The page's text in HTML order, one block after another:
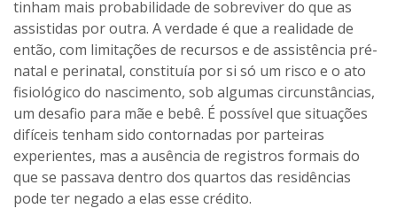
tinham mais probabilidade de sobreviver do que as
assistidas por outra. A verdade é que a realidade de
então, com limitações de recursos e de assistência pré-
natal e perinatal, constituía por si só um risco e o ato
fisiológico do nascimento, sob algumas circunstâncias,
um desafio para mãe e bebê. É possível que situações
difíceis tenham sido contornadas por parteiras
experientes, mas a ausência de registros formais do
que se passava dentro dos quartos das residências
pode ter negado a elas esse crédito.